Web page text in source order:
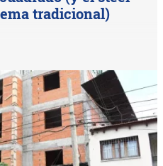
tradicional)